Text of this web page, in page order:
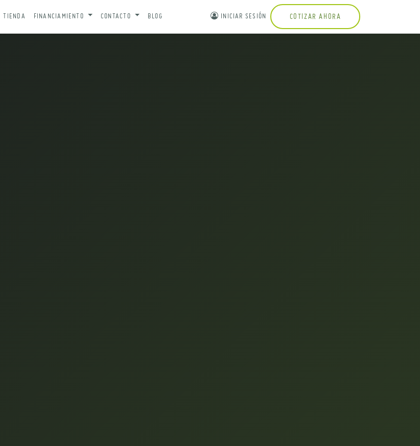
TIENDA FINANCIAMIENTO CONTACTO BLOG INICIAR SESIÓN COTIZAR AHORA